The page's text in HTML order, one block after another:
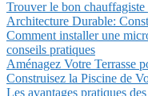
Trouver le bon
Architecture Durable:
Comment installer une
conseils pratiques
Aménagez Votre Terrasse
Construisez la Piscine de
Les avantages pratiques